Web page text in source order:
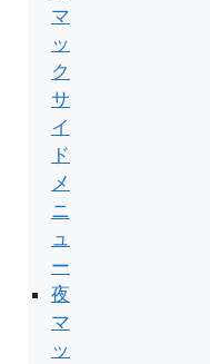
マ
ッ
ク
サ
イ
ド
メ
ニ
ュ
ー
夜
マ
ッ